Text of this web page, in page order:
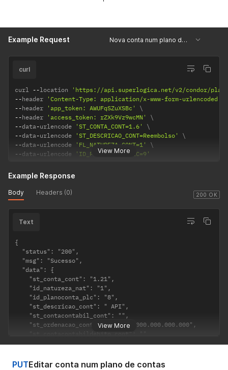
Example Request Nova conta num plano de contas
View More
curl
curl --location
'https://api.superlogica.net/v2/condor/
--header
'Content-Type: application/x-www-form-urlencoded'
--header 'app_token: AWUFqSZuXSBc'
--header 'access_token: rZXk9Vz9wcMN'
--data-urlencode 'ST_CONTA_CONT=1.6'
--data-urlencode 'ST_DESCRICAO_CONT=Reembolso'
--data-urlencode 'FL_NATUREZA_CONT=1'
--data -urlencode 'ID_PLANOCONTA_PLC=9'
200 OK
Example Response
Body Headers (0)
View More
Text
{
  "status": "200",
  "msg": "Sucesso",
  "data": {
    "st_conta_cont": "1.21",
    "id_natureza_nat": "1",
    "id_planoconta_plc": "8",
    "st_descricao_cont": " API",
    "st_contacontabil_cont": "",
    "st_ordenacao_cont": "001.021.000.000.000.000",
    "st_contacontabildebito_cont": ""
  }
PUTEditar conta num plano de contas